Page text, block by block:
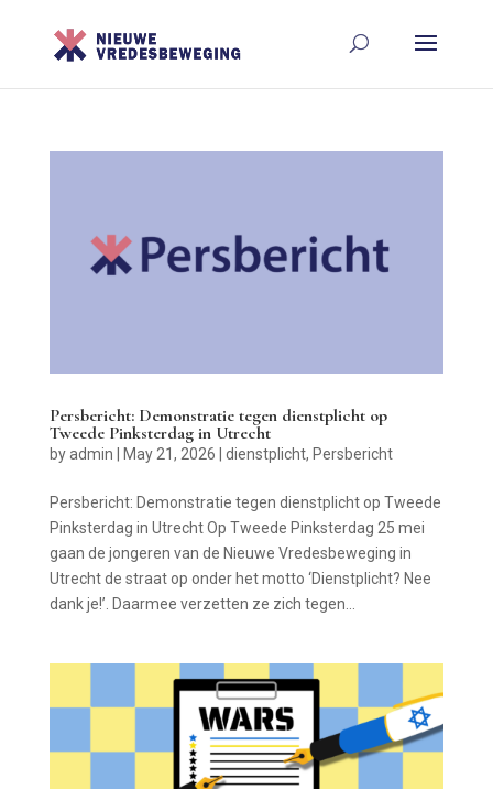
Persbericht: Demonstratie tegen dienstplicht op
Tweede Pinksterdag in Utrecht
byadmin | May 21, 2026 | dienstplicht, Persbericht
Persbericht: Demonstratie tegen dienstplicht op Tweede
Pinksterdag in Utrecht Op Tweede Pinksterdag 25 mei
gaan de jongeren van de Nieuwe Vredesbeweging in
Utrecht de straat op onder het motto ‘Dienstplicht? Nee
dank je!’. Daarmee verzetten ze zich tegen...